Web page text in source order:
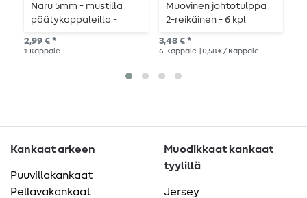
Naru 5mm - mustilla
päätykappaleilla -
pituus 115cm
2,99 € *
1 Kappale
Muovinen johtotulppa
2-reikäinen - 6 kpl
3,48 € *
6 Kappale | 0,58 € / Kappale
Kankaat arkeen
Puuvillakankaat
Pellavakankaat
Muodikkaat kankaat
tyylillä
Jersey